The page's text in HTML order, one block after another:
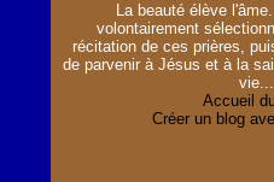
La beauté élève
volontairement
récitation de ces prières,
de parvenir à Jésus et à la
vie...
Accueil
Créer un blog